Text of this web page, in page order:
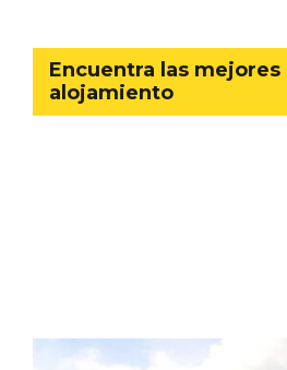
Encuentra las
alojamiento